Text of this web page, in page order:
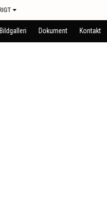
Bildgalleri Dokument Kontakt